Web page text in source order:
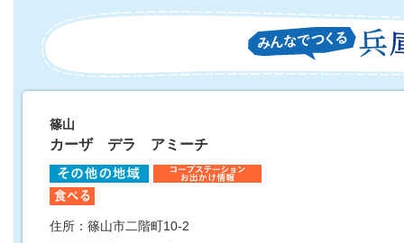
篠山
カーザ デラ アミーチ
住所：篠山市二階町10-2